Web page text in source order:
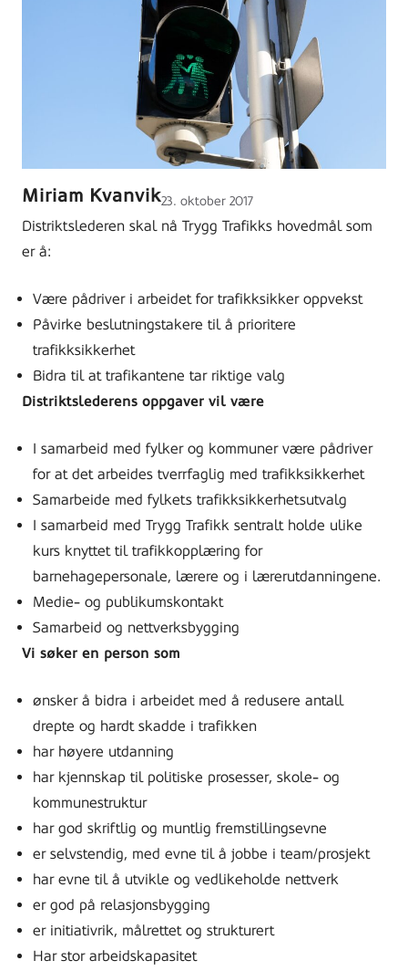
Miriam KvanvikLagt
ut
23. oktober 2017
Distriktslederen skal nå Trygg Trafikks hovedmål som
er å:
Være pådriver i arbeidet for trafikksikker oppvekst
Påvirke beslutningstakere til å prioritere
trafikksikkerhet
Bidra til at trafikantene tar riktige valg
Distriktslederens oppgaver vil være
I samarbeid med fylker og kommuner være pådriver
for at det arbeides tverrfaglig med trafikksikkerhet
Samarbeide med fylkets trafikksikkerhetsutvalg
I samarbeid med Trygg Trafikk sentralt holde ulike
kurs knyttet til trafikkopplæring for
barnehagepersonale, lærere og i lærerutdanningene.
Medie- og publikumskontakt
Samarbeid og nettverksbygging
Vi søker en person som
ønsker å bidra i arbeidet med å redusere antall
drepte og hardt skadde i trafikken
har høyere utdanning
har kjennskap til politiske prosesser, skole- og
kommunestruktur
har god skriftlig og muntlig fremstillingsevne
er selvstendig, med evne til å jobbe i team/prosjekt
har evne til å utvikle og vedlikeholde nettverk
er god på relasjonsbygging
er initiativrik, målrettet og strukturert
Har stor arbeidskapasitet